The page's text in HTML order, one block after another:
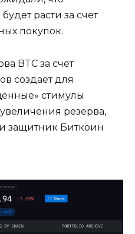
расти за счет
покупок.
BTC за счет
создает для
стимулы
резерва,
защитник Биткоин